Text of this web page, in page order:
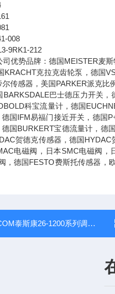
008
9RK1-212
优势品牌：德国MEISTER麦
KRACHT克拉克齿轮泵，德国
传感器，美国PARKER派克
巴士德压力开关
科宝流量计，德国
国IFM易福门接近开关，德国
国BURKERT宝德流量计，德
贺德克传感器，德国
电磁阀，日本SMC电磁阀
，德国FESTO费斯托传感器
泰斯康26-1200系列调压阀